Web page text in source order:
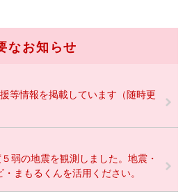
なお知らせ
等情報を掲載しています（随時更
弱の地震を観測しました。地震・
まもるくんを活用ください。